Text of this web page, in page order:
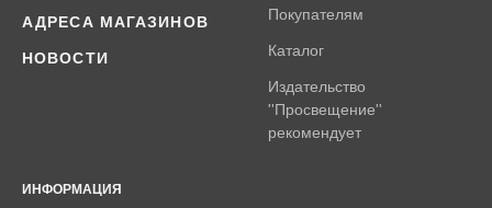
АДРЕСА МАГАЗИНОВ
НОВОСТИ
Покупателям
Каталог
Издательство
''Просвещение''
рекомендует
ИНФОРМАЦИЯ